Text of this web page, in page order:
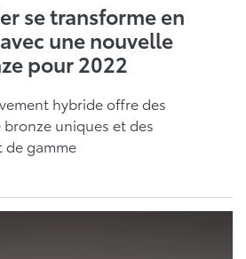
se transforme en
une nouvelle
pour 2022
hybride offre des
uniques et des
de gamme